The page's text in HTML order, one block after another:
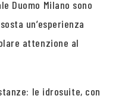
Duomo Milano sono
un’esperienza
attenzione al
le idrosuite, con